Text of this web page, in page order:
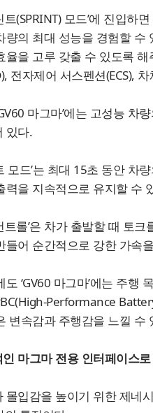
트(SPRINT) 모드’에 진입
량의 최대 성능을 경험할 수
율을 고루 갖출 수 있도록 해
전자제어 서스펜션(ECS),
마그마’에는 고성능 차
있다.
모드’는 최대 15초 동안 차
력을 지속적으로 유지할 수
트롤’은 차가 출발할 때 토
들어 순간적으로 강한 가속
도 ‘GV60 마그마’에는 주
Performance
변속감과 주행감을 느낄 수
인 마그마 전용 인터페이스
몰입감을 높이기 위한 제네